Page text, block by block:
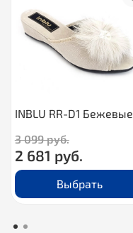
INBLU RR-D1 Бежевые
3 099 руб.
2 681 руб.
Выбрать